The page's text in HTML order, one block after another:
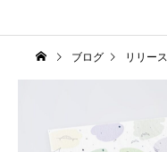
ブログ リリース